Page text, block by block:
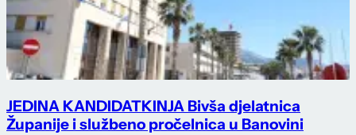
JEDINA KANDIDATKINJA Bivša djelatnica
Županije i službeno pročelnica u Banovini